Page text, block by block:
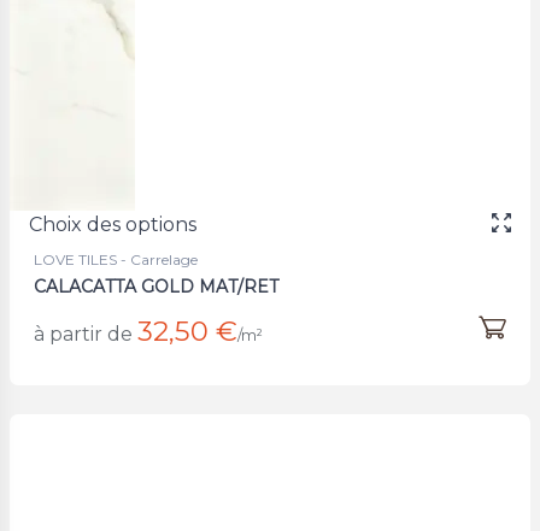
Choix des options
LOVE TILES - Carrelage
CALACATTA GOLD MAT/RET
à partir de 32,50 €/m²